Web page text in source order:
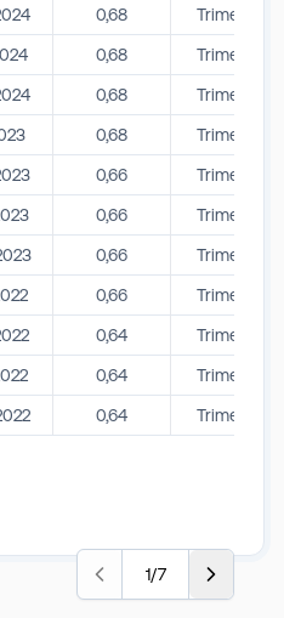
0,68 Trimestral
0,68 Trimestral
0,68 Trimestral
0,68 Trimestral
0,66 Trimestral
0,66 Trimestral
0,66 Trimestral
0,66 Trimestral
0,64 Trimestral
0,64 Trimestral
0,64 Trimestral
1/7